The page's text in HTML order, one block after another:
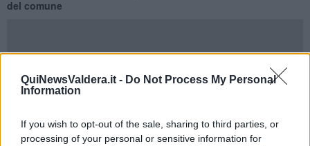
QuiNewsValdera.it - Do Not Process My Personal
Information
If you wish to opt-out of the sale, sharing to third parties, or
processing of your personal or sensitive information for
del comune
PALAIA —Il Comune di Palaia ha aderito anche quest'anno a
edizione italiana di “Clean up the World”, il più grande
appuntamento di volontariato ambientale del mondo.